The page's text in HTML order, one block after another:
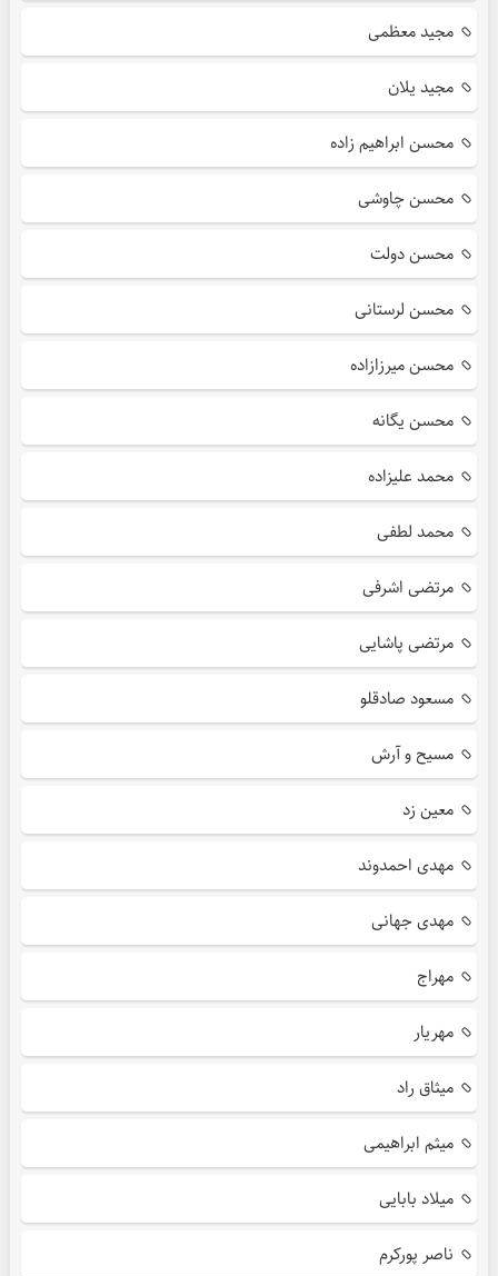
مجید معظمی
مجید یلان
محسن ابراهیم زاده
محسن چاوشی
محسن دولت
محسن لرستانی
محسن میرزازاده
محسن یگانه
محمد علیزاده
محمد لطفی
مرتضی اشرفی
مرتضی پاشایی
مسعود صادقلو
مسیح و آرش
معین زد
مهدی احمدوند
مهدی جهانی
مهراج
مهریار
میثاق راد
میثم ابراهیمی
میلاد بابایی
ناصر پورکرم